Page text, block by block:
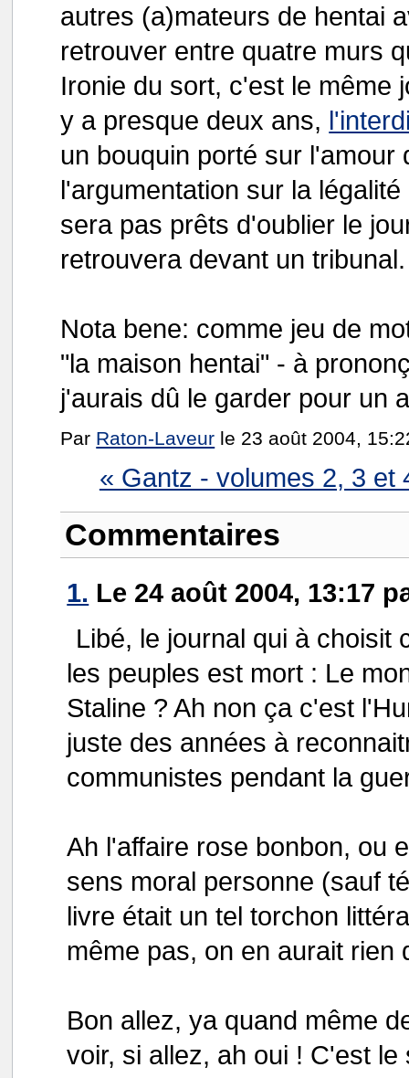
autres (a)mateurs de hentai
retrouver entre quatre murs
Ironie du sort, c'est le même
y a presque deux ans,
un bouquin porté sur
l'argumentation sur la
sera pas prêts d'oublier le
retrouvera devant un tribunal.
Nota bene: comme jeu de
"la maison hentai" - à
j'aurais dû le garder pour un
Par Raton-Laveur le 23 août 2004,
« Gantz - volumes 2, 3 et
Commentaires
1. Le 24 août 2004, 13:17
Libé, le journal qui à choisit
les peuples est mort : Le
Staline ? Ah non ça c'est
juste des années à
communistes pendant la
Ah l'affaire rose bonbon, ou
sens moral personne (sauf
livre était un tel torchon
même pas, on en aurait
Bon allez, ya quand même
voir, si allez, ah oui ! C'est